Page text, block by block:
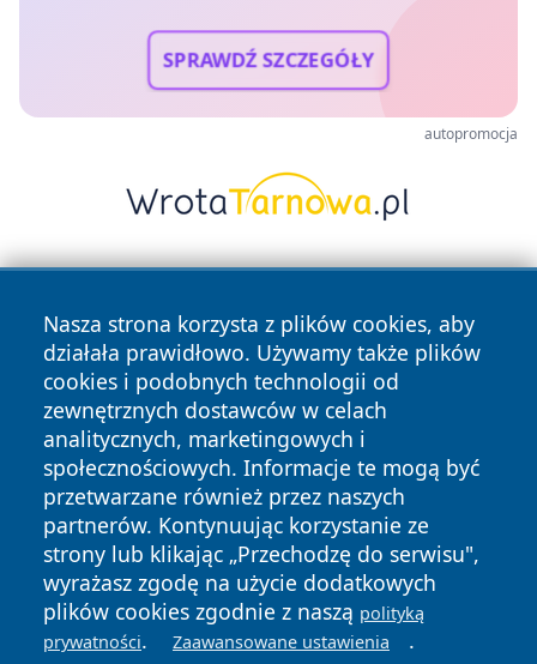
SPRAWDŹ SZCZEGÓŁY
autopromocja
Nasza strona korzysta z plików cookies, aby
działała prawidłowo. Używamy także plików
cookies i podobnych technologii od
zewnętrznych dostawców w celach
analitycznych, marketingowych i
społecznościowych. Informacje te mogą być
przetwarzane również przez naszych
partnerów. Kontynuując korzystanie ze
strony lub klikając „Przechodzę do serwisu",
wyrażasz zgodę na użycie dodatkowych
plików cookies zgodnie z naszą polityką
prywatności. Zaawansowane ustawienia .
Copyright © 2026 wiadomosciplock.pl Wszystkie prawa
zastrzeżone.
News Autorzy
Polityka
Prywatności
Polityka
Cookies